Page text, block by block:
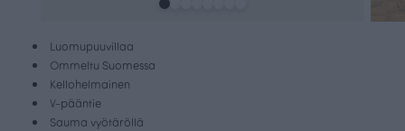
Luomupuuvillaa
Ommeltu Suomessa
Kellohelmainen
V-pääntie
Sauma vyötäröllä